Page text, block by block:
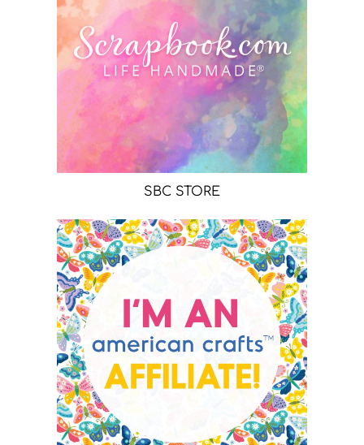
SBC STORE